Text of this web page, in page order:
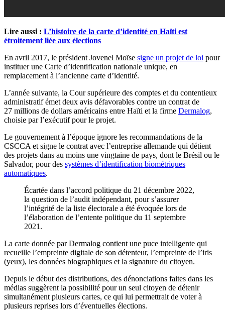
Lire aussi : L’histoire de la carte d’identité en Haïti est
étroitement liée aux élections
En avril 2017, le président Jovenel Moïse signe un projet de loi pour
instituer une Carte d’identification nationale unique, en
remplacement à l’ancienne carte d’identité.
L’année suivante, la Cour supérieure des comptes et du contentieux
administratif émet deux avis défavorables contre un contrat de
27 millions de dollars américains entre Haïti et la firme Dermalog,
choisie par l’exécutif pour le projet.
Le gouvernement à l’époque ignore les recommandations de la
CSCCA et signe le contrat avec l’entreprise allemande qui détient
des projets dans au moins une vingtaine de pays, dont le Brésil ou le
Salvador, pour des systèmes d’identification biométriques
automatiques.
Écartée dans l’accord politique du 21 décembre 2022,
la question de l’audit indépendant, pour s’assurer
l’intégrité de la liste électorale a été évoquée lors de
l’élaboration de l’entente politique du 11 septembre
2021.
La carte donnée par Dermalog contient une puce intelligente qui
recueille l’empreinte digitale de son détenteur, l’empreinte de l’iris
(yeux), les données biographiques et la signature du citoyen.
Depuis le début des distributions, des dénonciations faites dans les
médias suggèrent la possibilité pour un seul citoyen de détenir
simultanément plusieurs cartes, ce qui lui permettrait de voter à
plusieurs reprises lors d’éventuelles élections.